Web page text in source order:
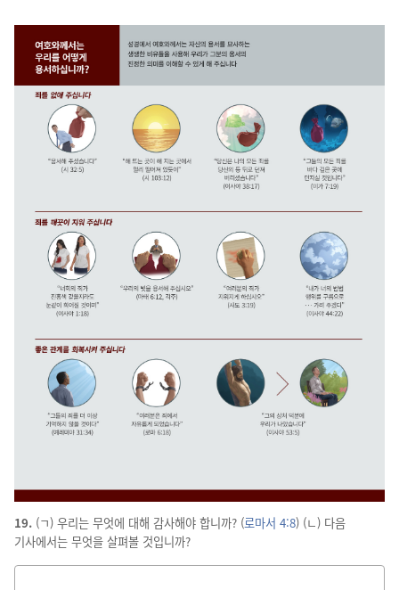
19. (ㄱ) 우리는 무엇에 대해 감사해야 합니까? (로마서 4:8) (ㄴ) 다음
기사에서는 무엇을 살펴볼 것입니까?